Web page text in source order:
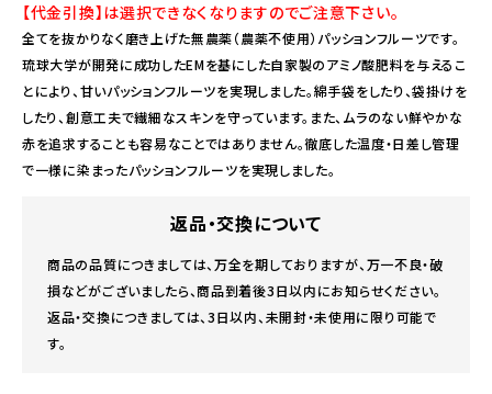
【代金引換】は選択できなくなりますのでご注意下さい。
全てを抜かりなく磨き上げた無農薬（農薬不使用）パッションフルーツです。
琉球大学が開発に成功したEMを基にした自家製のアミノ酸肥料を与えるこ
とにより、甘いパッションフルーツを実現しました。綿手袋をしたり、袋掛けを
したり、創意工夫で繊細なスキンを守っています。また、ムラのない鮮やかな
赤を追求することも容易なことではありません。徹底した温度・日差し管理
で一様に染まったパッションフルーツを実現しました。
返品・交換について
商品の品質につきましては、万全を期しておりますが、万一不良・破
損などがございましたら、商品到着後3日以内にお知らせください。
返品・交換につきましては、3日以内、未開封・未使用に限り可能で
す。